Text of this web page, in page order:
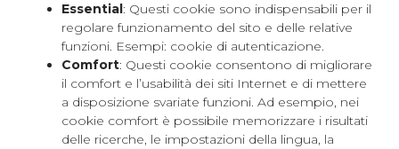
Essential: Questi cookie sono indispensabili per il
regolare funzionamento del sito e delle relative
funzioni. Esempi: cookie di autenticazione.
Comfort: Questi cookie consentono di migliorare
il comfort e l’usabilità dei siti Internet e di mettere
a disposizione svariate funzioni. Ad esempio, nei
cookie comfort è possibile memorizzare i risultati
delle ricerche, le impostazioni della lingua, la